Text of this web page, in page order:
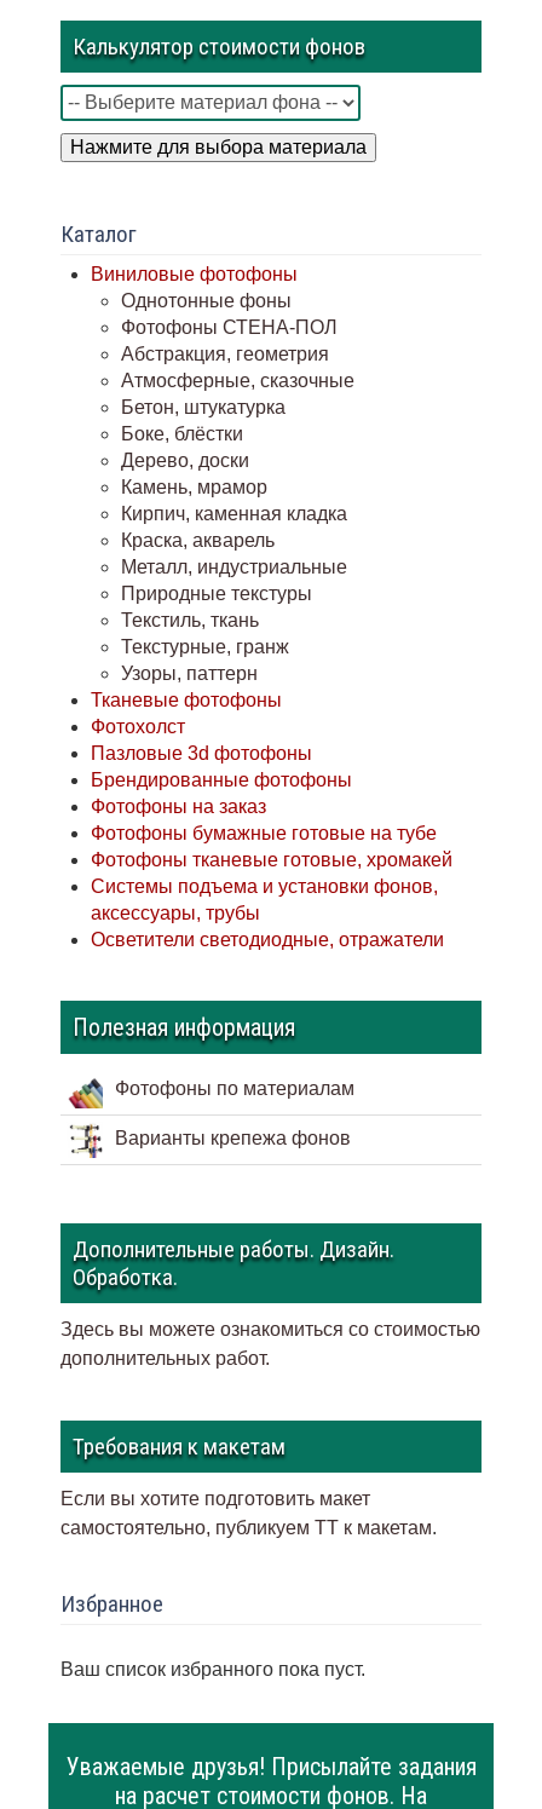
Калькулятор стоимости фонов
Нажмите для выбора материала
Каталог
Виниловые фотофоны
Однотонные фоны
Фотофоны СТЕНА-ПОЛ
Абстракция, геометрия
Атмосферные, сказочные
Бетон, штукатурка
Боке, блёстки
Дерево, доски
Камень, мрамор
Кирпич, каменная кладка
Краска, акварель
Металл, индустриальные
Природные текстуры
Текстиль, ткань
Текстурные, гранж
Узоры, паттерн
Тканевые фотофоны
Фотохолст
Пазловые 3d фотофоны
Брендированные фотофоны
Фотофоны на заказ
Фотофоны бумажные готовые на тубе
Фотофоны тканевые готовые, хромакей
Системы подъема и установки фонов,
аксессуары, трубы
Осветители светодиодные, отражатели
Полезная информация
Фотофоны по материалам
Варианты крепежа фонов
Дополнительные работы. Дизайн.
Обработка.
Здесь вы можете ознакомиться со стоимостью
дополнительных работ.
Требования к макетам
Если вы хотите подготовить макет
самостоятельно, публикуем ТТ к макетам.
Избранное
Ваш список избранного пока пуст.
Уважаемые друзья! Присылайте задания
на расчет стоимости фонов. На